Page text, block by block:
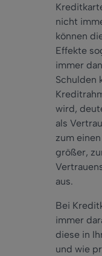
nicht
können
Effekte
immer
Schulden
wird,
als
zum
größer,
aus.
Bei
immer
diese in
und wie